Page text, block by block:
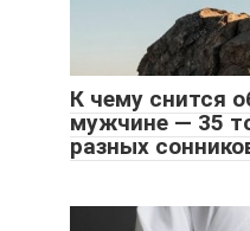
К чему снится
мужчине — 35
разных